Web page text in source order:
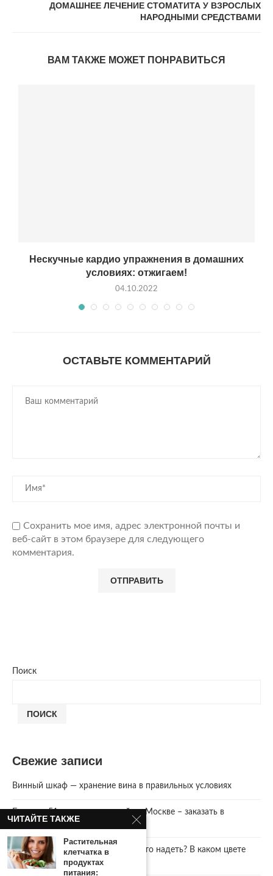
ДОМАШНЕЕ ЛЕЧЕНИЕ СТОМАТИТА У ВЗРОСЛЫХ
НАРОДНЫМИ СРЕДСТВАМИ
ВАМ ТАКЖЕ МОЖЕТ ПОНРАВИТЬСЯ
Нескучные кардио упражнения в домашних
условиях: отжигаем!
04.10.2022
ОСТАВЬТЕ КОММЕНТАРИЙ
Сохранить мое имя, адрес электронной почты и
веб-сайт в этом браузере для следующего
комментария.
Поиск
ПОИСК
Свежие записи
Винный шкаф — хранение вина в правильных условиях
Букет из 51 розы с доставкой по Москве – заказать в
интернет-магазине AzaliaNow
Год Зеленой Деревянной Змеи. Что надеть? В каком цвете
встречать 2025 Новый год.
ЧИТАЙТЕ ТАКЖЕ
Растительная
клетчатка в
продуктах
питания: